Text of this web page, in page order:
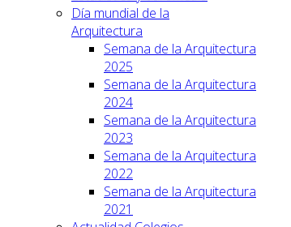
Día mundial de la
Arquitectura
Semana de la Arquitectura
2025
Semana de la Arquitectura
2024
Semana de la Arquitectura
2023
Semana de la Arquitectura
2022
Semana de la Arquitectura
2021